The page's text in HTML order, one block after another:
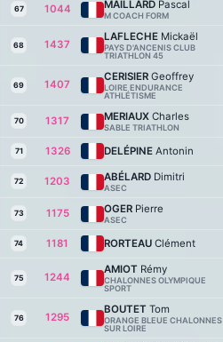
67 1044 MAILLARD Pascal
M COACH FORM
68 1437
LAFLECHE Mickaël
PAYS D'ANCENIS CLUB
TRIATHLON 45
69 1407
CERISIER Geoffrey
LOIRE ENDURANCE
ATHLÉTISME
70 1317 MERIAUX Charles
SABLE TRIATHLON
71 1326 DELÉPINE Antonin
72 1203 ABÉLARD Dimitri
ASEC
73 1175 OGER Pierre
ASEC
74 1181 RORTEAU Clément
75 1244
AMIOT Rémy
CHALONNES OLYMPIQUE
SPORT
76 1295
BOUTET Tom
ORANGE BLEUE CHALONNES
SUR LOIRE